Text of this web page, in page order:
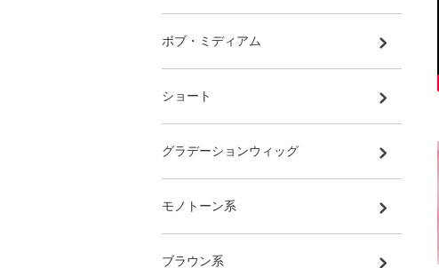
ボブ・ミディアム
ショート
グラデーションウィッグ
モノトーン系
ブラウン系